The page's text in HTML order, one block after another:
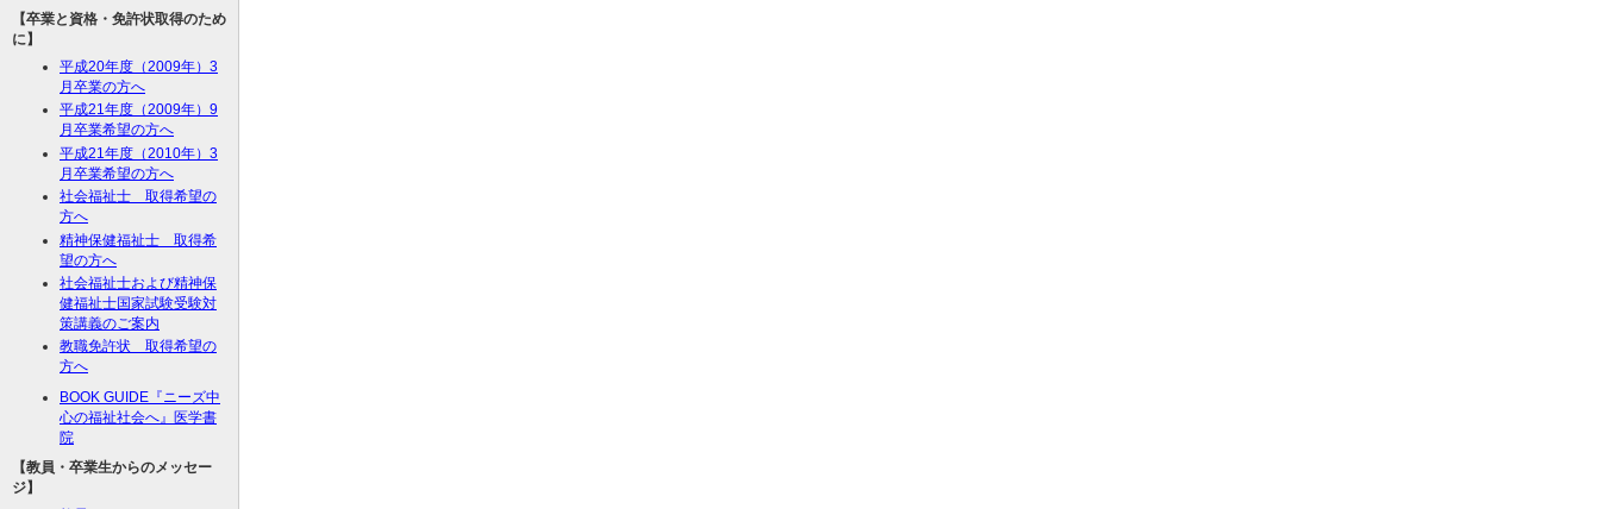
【卒業と資格・免許状取得のため
に】
平成20年度（2009年）3
月卒業の方へ
平成21年度（2009年）9
月卒業希望の方へ
平成21年度（2010年）3
月卒業希望の方へ
社会福祉士 取得希望の
方へ
精神保健福祉士 取得希
望の方へ
社会福祉士および精神保
健福祉士国家試験受験対
策講義のご案内
教職免許状 取得希望の
方へ
BOOK GUIDE『ニーズ中
心の福祉社会へ』医学書
院
【教員・卒業生からのメッセー
ジ】